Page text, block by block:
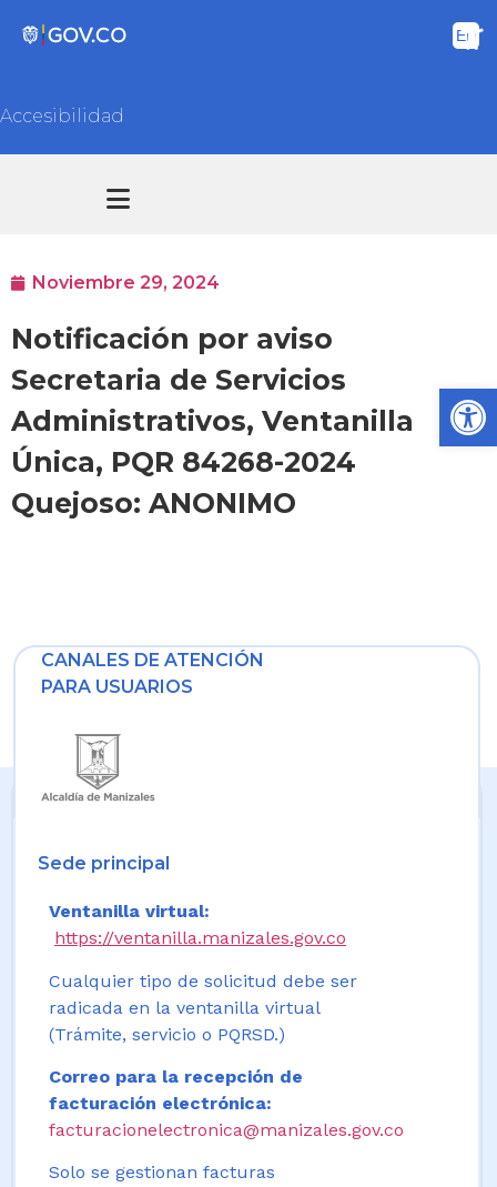
Accesibilidad
Noviembre 29, 2024
Notificación por aviso
Secretaria de Servicios
Administrativos, Ventanilla
Única, PQR 84268-2024
Quejoso: ANONIMO
CANALES DE ATENCIÓN
PARA USUARIOS
Sede principal
Ventanilla virtual:
https://ventanilla.manizales.gov.co
Cualquier tipo de solicitud debe ser
radicada en la ventanilla virtual
(Trámite, servicio o PQRSD.)
Correo para la recepción de
facturación electrónica:
facturacionelectronica@manizales.gov.co
Solo se gestionan facturas